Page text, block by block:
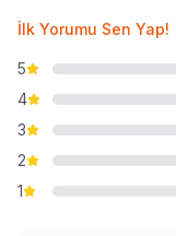
İlk Yorumu Sen Yap!
5
4
3
2
1